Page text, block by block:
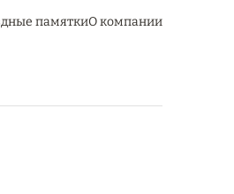
памяткиО компании